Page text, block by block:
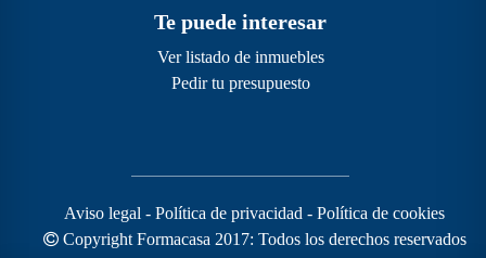
Te puede interesar
Ver listado de inmuebles
Pedir tu presupuesto
Aviso legal - Política de privacidad - Política de cookies
Copyright Formacasa 2017: Todos los derechos reservados